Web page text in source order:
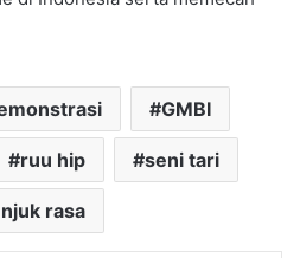
GMBI
ruu hip seni tari
rasa